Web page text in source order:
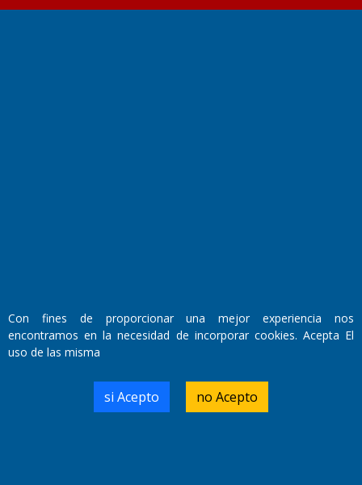
Propietario: El Diario SRL
Director Periodístico:
Walter René Goñi
Domicilio Legal: José Ingenieros 855,
Santa Rosa, La Pampa.
Con fines de proporcionar una mejor experiencia nos
encontramos en la necesidad de incorporar cookies. Acepta El
uso de las misma
si Acepto no Acepto